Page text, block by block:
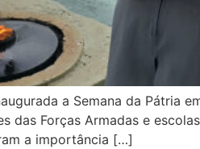
a Semana da Pátria
das Forças Armadas e
a importância […]